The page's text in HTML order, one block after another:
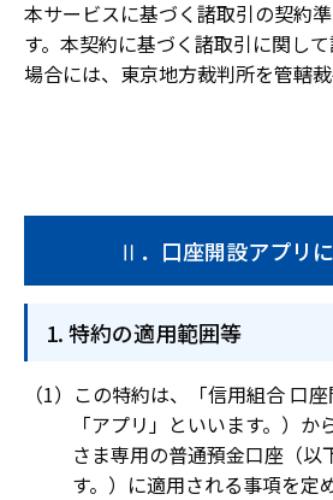
本サービスに基づく諸取引の契約
す。本契約に基づく諸取引に関し
場合には、東京地方裁判所を管轄裁
Ⅱ．口座開設アプリ
特約の適用範囲等
この特約は、「信用組合 口
「アプリ」といいます。）
さま専用の普通預金口座（以
す。）に適用される事項を定